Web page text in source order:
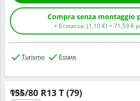
+ Ecotassa: (1,10€ ) =71,59€
Turismo Estate
155/80 R13 T (79)
Q.tà